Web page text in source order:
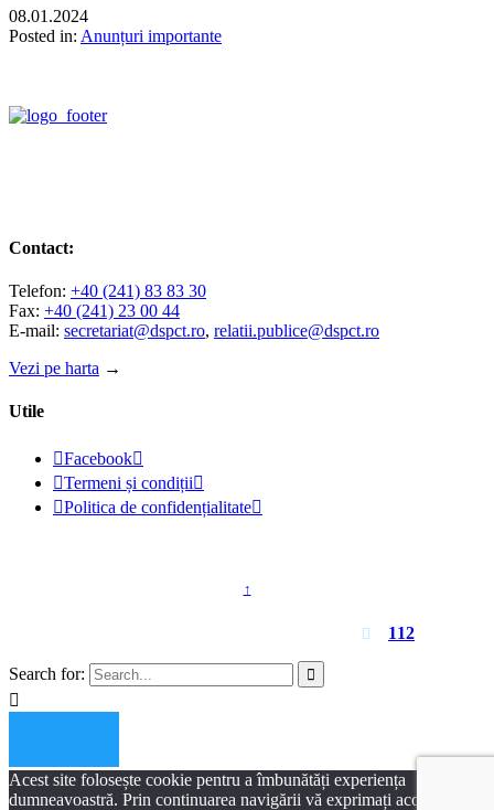
08.01.2024
Posted in: Anunțuri importante
Contact:
Telefon: +40 (241) 83 83 30
Fax: +40 (241) 23 00 44
E-mail: secretariat@dspct.ro, relatii.publice@dspct.ro
Vezi pe harta →
Utile
Facebook
Termeni și condiții
Politica de confidențialitate
↑
 112
Search for: 

Acest site folosește cookie pentru a îmbunătăți experiența
dumneavoastră. Prin continuarea navigării vă exprimați acordul